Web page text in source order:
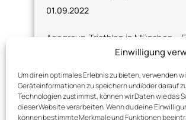
Einwilligung
Um dir ein optimales Erlebnis zu bieten, verwenden
Geräteinformationen zu speichern und/oder darauf
Technologien zustimmst, können wir Daten wie das
dieser Website verarbeiten. Wenn du deine
können bestimmte Merkmale und Funktionen
01.09.2022
Agegroup-Triathlon in München –
Olympia Im März diesen Jahres
Details